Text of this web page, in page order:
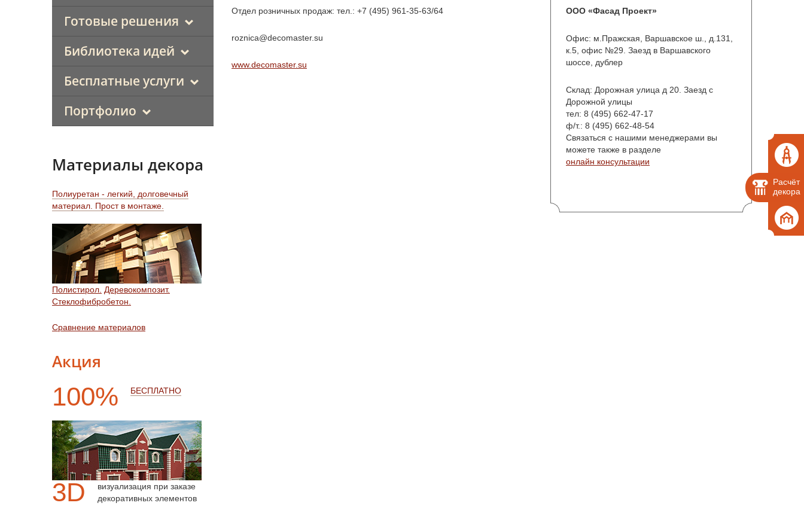
Расчёт
декора
Готовые решения
Библиотека идей
Бесплатные услуги
Портфолио
Материалы декора
Полиуретан - легкий, долговечный
материал. Прост в монтаже.
Полистирол. Деревокомпозит.
Стеклофибробетон.
Сравнение материалов
Акция
100% БЕСПЛАТНО
3D
визуализация при заказе
декоративных элементов
Отдел розничных продаж: тел.: +7 (495) 961-35-63/64
roznica@decomaster.su
www.decomaster.su
ООО «Фасад Проект»
Офис: м.Пражская, Варшавское ш., д.131,
к.5, офис №29. Заезд в Варшавского
шоссе, дублер
Склад: Дорожная улица д 20. Заезд с
Дорожной улицы
тел: 8 (495) 662-47-17
ф/т.: 8 (495) 662-48-54
Связаться с нашими менеджерами вы
можете также в разделе
онлайн консультации